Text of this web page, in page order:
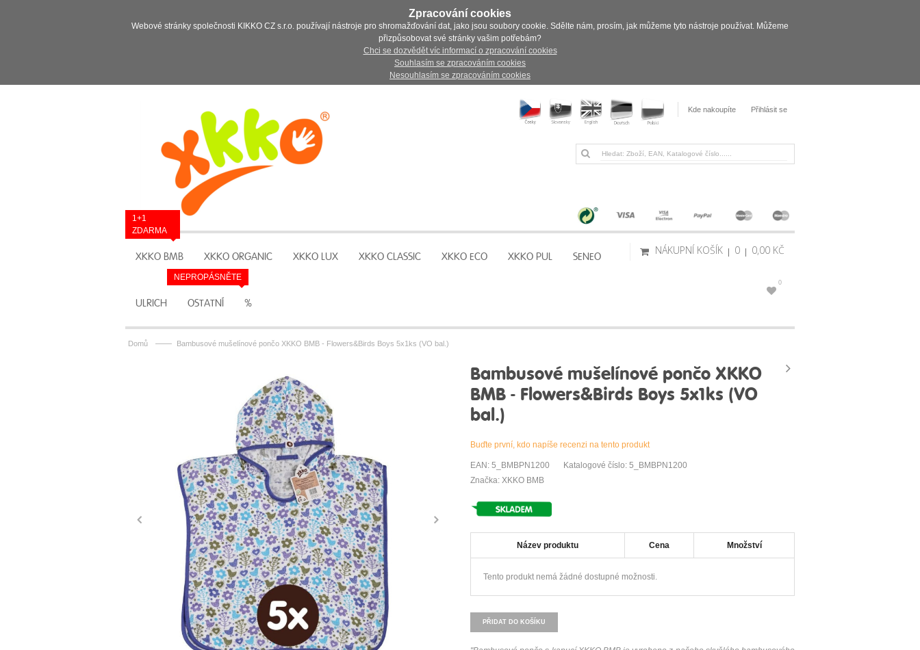
Zpracování cookies
Webové stránky společnosti KIKKO CZ s.r.o. používají nástroje pro shromažďování dat, jako jsou soubory cookie. Sdělte nám, prosím, jak můžeme tyto nástroje používat. Můžeme
přizpůsobovat své stránky vašim potřebám?
Chci se dozvědět víc informací o zpracování cookies
Souhlasím se zpracováním cookies
Nesouhlasím se zpracováním cookies
Kde nakoupíte Přihlásit se
XKKO BMB
1+1
ZDARMA
XKKO ORGANIC XKKO LUX XKKO CLASSIC XKKO ECO XKKO PUL SENEO
ULRICH OSTATNÍ %
NEPROPÁSNĚTE
NÁKUPNÍ KOŠÍK 0 0,00 KČ
0
Domů —— Bambusové mušelínové pončo XKKO BMB - Flowers&Birds Boys 5x1ks (VO bal.)
Bambusové mušelínové pončo XKKO
BMB - Flowers&Birds Boys 5x1ks (VO
bal.)
Buďte první, kdo napíše recenzi na tento produkt
EAN: 5_BMBPN1200
Katalogové číslo: 5_BMBPN1200
Značka: XKKO BMB
Název produktu Cena Množství
Tento produkt nemá žádné dostupné možnosti.
PŘIDAT DO KOŠÍKU